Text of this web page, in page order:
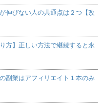
伸びない人の共通点は２つ【改
方】正しい方法で継続すると永
副業はアフィリエイト１本のみ